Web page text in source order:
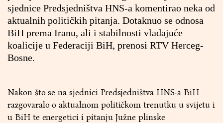
sjednice Predsjedništva HNS-a komentirao neka od
aktualnih političkih pitanja. Dotaknuo se odnosa
BiH prema Iranu, ali i stabilnosti vladajuće
koalicije u Federaciji BiH, prenosi RTV Herceg-
Bosne.
Nakon što se na sjednici Predsjedništva HNS-a BiH
razgovaralo o aktualnom političkom trenutku u svijetu i
u BiH te energetici i pitanju Južne plinske